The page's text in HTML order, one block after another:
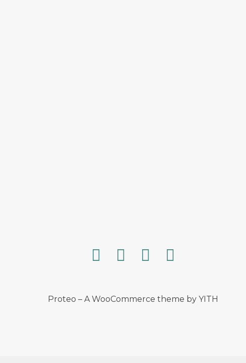
Proteo – A WooCommerce theme by YITH